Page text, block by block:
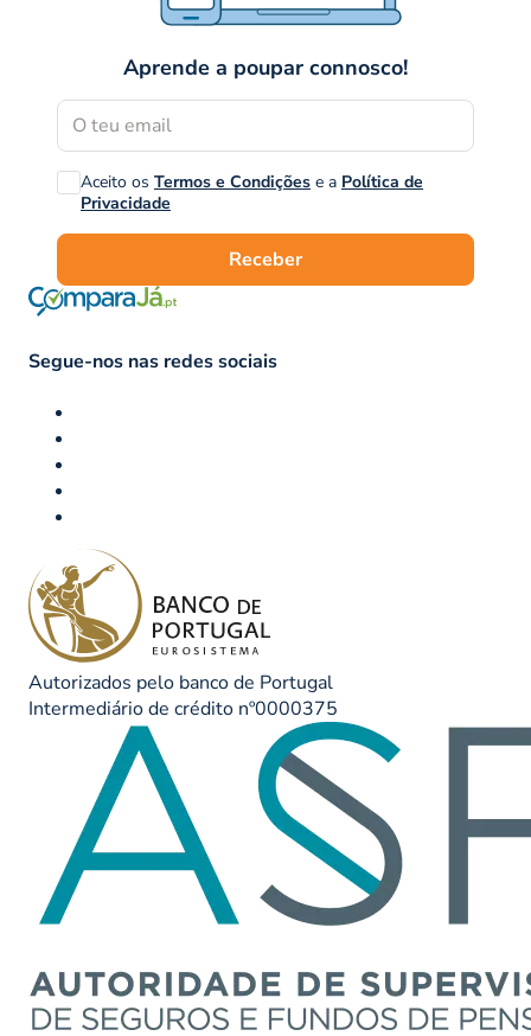
Aprende a poupar connosco!
Aceito os Termos e Condições e a Política de
Privacidade
Receber
Segue-nos nas redes sociais
Autorizados pelo banco de Portugal
Intermediário de crédito nº0000375